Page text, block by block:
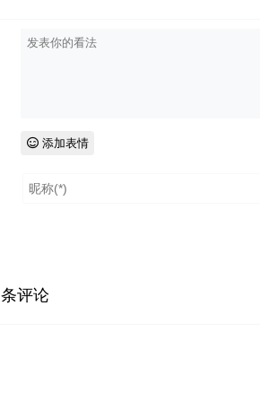
添加表情
条评论